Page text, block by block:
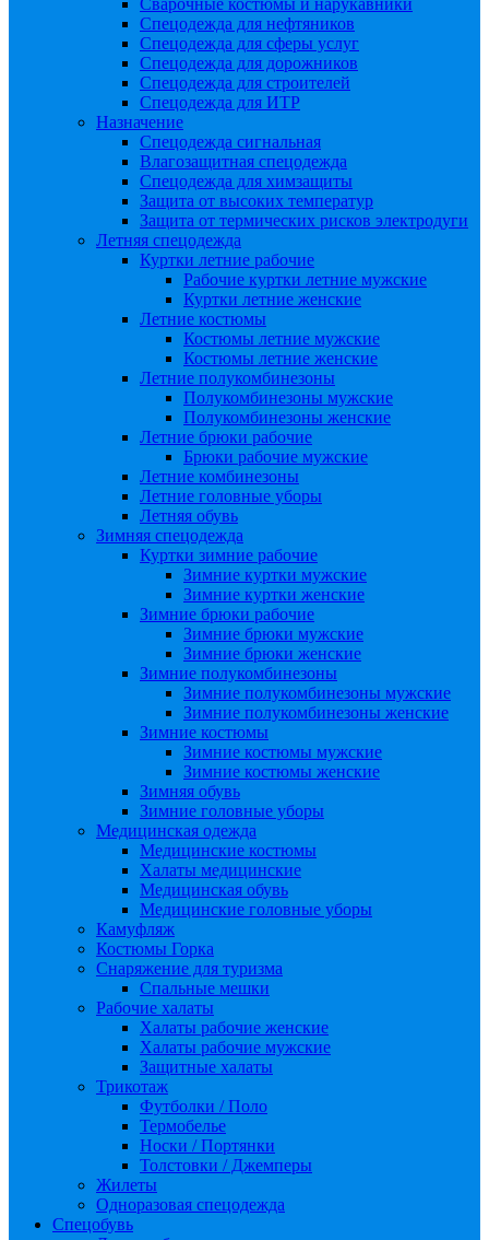
Сварочные костюмы и нарукавники
Спецодежда для нефтяников
Спецодежда для сферы услуг
Спецодежда для дорожников
Спецодежда для строителей
Спецодежда для ИТР
Назначение
Спецодежда сигнальная
Влагозащитная спецодежда
Спецодежда для химзащиты
Защита от высоких температур
Защита от термических рисков электродуги
Летняя спецодежда
Куртки летние рабочие
Рабочие куртки летние мужские
Куртки летние женские
Летние костюмы
Костюмы летние мужские
Костюмы летние женские
Летние полукомбинезоны
Полукомбинезоны мужские
Полукомбинезоны женские
Летние брюки рабочие
Брюки рабочие мужские
Летние комбинезоны
Летние головные уборы
Летняя обувь
Зимняя спецодежда
Куртки зимние рабочие
Зимние куртки мужские
Зимние куртки женские
Зимние брюки рабочие
Зимние брюки мужские
Зимние брюки женские
Зимние полукомбинезоны
Зимние полукомбинезоны мужские
Зимние полукомбинезоны женские
Зимние костюмы
Зимние костюмы мужские
Зимние костюмы женские
Зимняя обувь
Зимние головные уборы
Медицинская одежда
Медицинские костюмы
Халаты медицинские
Медицинская обувь
Медицинские головные уборы
Камуфляж
Костюмы Горка
Снаряжение для туризма
Спальные мешки
Рабочие халаты
Халаты рабочие женские
Халаты рабочие мужские
Защитные халаты
Трикотаж
Футболки / Поло
Термобелье
Носки / Портянки
Толстовки / Джемперы
Жилеты
Одноразовая спецодежда
Спецобувь